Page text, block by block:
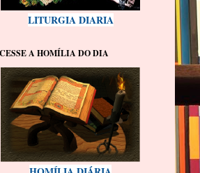
LITURGIA DIARIA
A HOMÍLIA DO DIA